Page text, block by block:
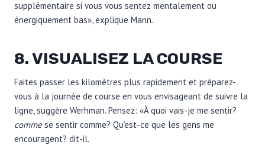
supplémentaire si vous vous sentez mentalement ou
énergiquement bas», explique Mann.
8. VISUALISEZ LA COURSE
Faites passer les kilomètres plus rapidement et préparez-
vous à la journée de course en vous envisageant de suivre la
ligne, suggère Werhman. Pensez: «À quoi vais-je me sentir?
commese sentir comme? Qu’est-ce que les gens me
encouragent? dit-il.